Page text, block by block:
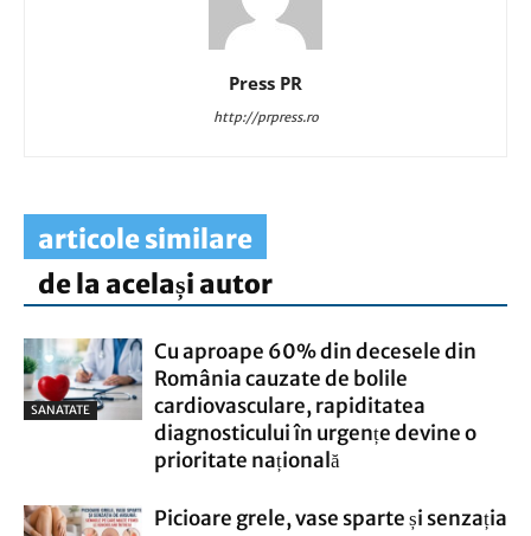
Press PR
http://prpress.ro
articole similare
de la același autor
SANATATE
Cu aproape 60% din decesele din
România cauzate de bolile
cardiovasculare, rapiditatea
diagnosticului în urgențe devine o
prioritate națională
Picioare grele, vase sparte și senzația